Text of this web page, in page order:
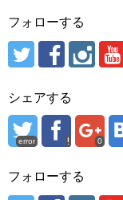
フォローする
シェアする
error 0
フォローする